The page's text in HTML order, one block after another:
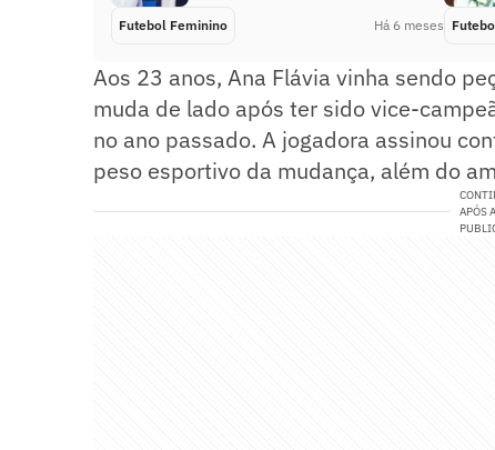
Futebol Feminino Há 6 meses
Aos 23 anos, Ana Flávia vinha sendo
muda de lado após ter sido vice-
no ano passado. A jogadora assinou
peso esportivo da mudança, além do
APÓS A